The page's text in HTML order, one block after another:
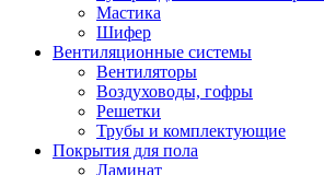
Мастика
Шифер
Вентиляционные системы
Вентиляторы
Воздуховоды, гофры
Решетки
Трубы и комплектующие
Покрытия для пола
Ламинат